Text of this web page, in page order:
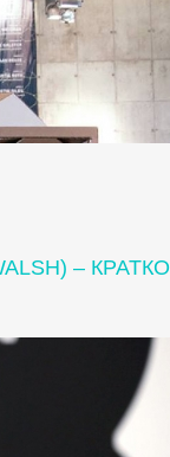
– КРАТКО